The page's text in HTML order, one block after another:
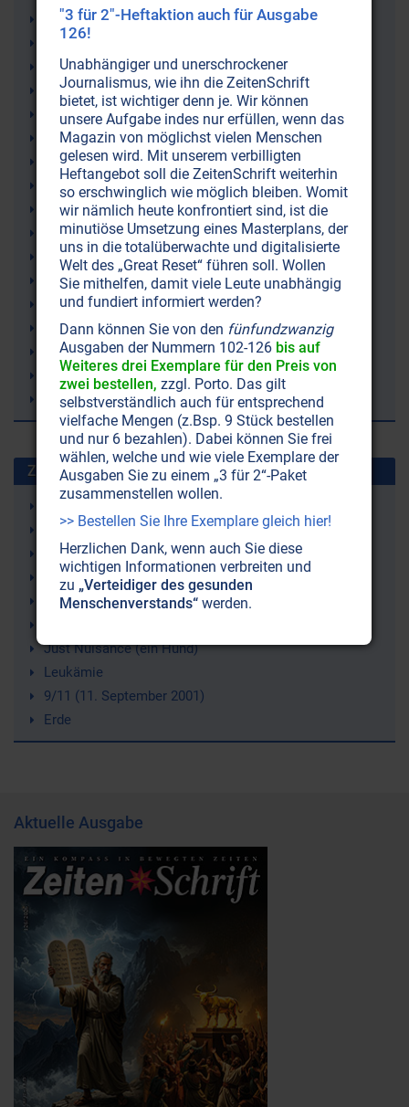
Bewusstsein
Planetenschwingungen
Marcel Kocaman
Spiritualität
Obertonmusik
Energiemedizin
Kosmischer Akkord
Weltenharmonie
Pluto
Sphärenmusik
Seelenheilkunde
Seele
Lamas
Heilung
Harmonia mundi
Hans Cousto
Buddhismus
Zuletzt gesuchte Stichworte
Bienen
Wasserkreislauf
Selbstliebe (-annahme)
Bluthochdruck
Just Nuisance (ein Hund)
Leukämie
9/11 (11. September 2001)
Erde
Aktuelle Ausgabe
"3 für 2"-Heftaktion auch für Ausgabe
126!
Unabhängiger und unerschrockener
Journalismus, wie ihn die ZeitenSchrift
bietet, ist wichtiger denn je. Wir können
unsere Aufgabe indes nur erfüllen, wenn das
Magazin von möglichst vielen Menschen
gelesen wird. Mit unserem verbilligten
Heftangebot soll die ZeitenSchrift weiterhin
so erschwinglich wie möglich bleiben. Womit
wir nämlich heute konfrontiert sind, ist die
minutiöse Umsetzung eines Masterplans, der
uns in die totalüberwachte und digitalisierte
Welt des „Great Reset“ führen soll. Wollen
Sie mithelfen, damit viele Leute unabhängig
und fundiert informiert werden?
Dann können Sie von den fünfundzwanzig
Ausgaben der Nummern 102-126 bis auf
Weiteres drei Exemplare für den Preis von
zwei bestellen, zzgl. Porto. Das gilt
selbstverständlich auch für entsprechend
vielfache Mengen (z.Bsp. 9 Stück bestellen
und nur 6 bezahlen). Dabei können Sie frei
wählen, welche und wie viele Exemplare der
Ausgaben Sie zu einem „3 für 2“-Paket
zusammenstellen wollen.
>> Bestellen Sie Ihre Exemplare gleich hier!
Herzlichen Dank, wenn auch Sie diese
wichtigen Informationen verbreiten und
zu „Verteidiger des gesunden
Menschenverstands“ werden.